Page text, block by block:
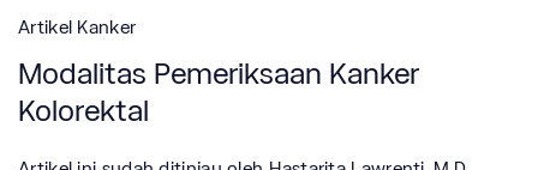
Artikel Kanker
Modalitas Pemeriksaan Kanker
Kolorektal